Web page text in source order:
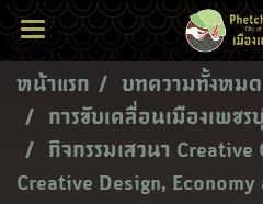
หน้าแรก
บทความทั้งหมด
การขับเคลื่อนเมืองเพชร
กิจกรรมเสวนา
Creative Design,